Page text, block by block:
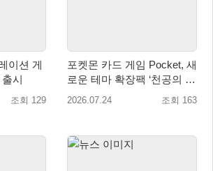
이션 게
출시
조회 129
포켓몬 카드 게임 Pocket, 새
로운 테마 확장팩 ‘천공의 지
배자’ 공개
2026.07.24 조회 163